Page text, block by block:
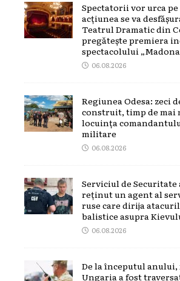
Spectatorii vor urca pe
acțiunea se va
Teatrul Dramatic din
pregătește premiera
spectacolului
06.08.2026
Regiunea Odesa: zeci
construit, timp de mai
locuința
militare
06.08.2026
Serviciul de Securitate
reținut un agent al
ruse care dirija
balistice asupra
06.08.2026
De la începutul
Ungaria a fost